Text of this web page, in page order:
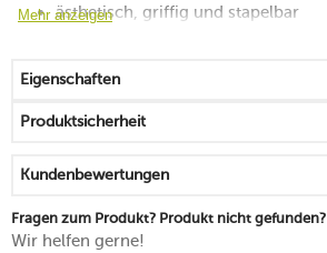
ästhetisch, griffig und stapelbar
spülmaschinengeeignet
Mehr anzeigen
Eigenschaften
Produktsicherheit
Kundenbewertungen
Fragen zum Produkt? Produkt nicht gefunden?
Wir helfen gerne!